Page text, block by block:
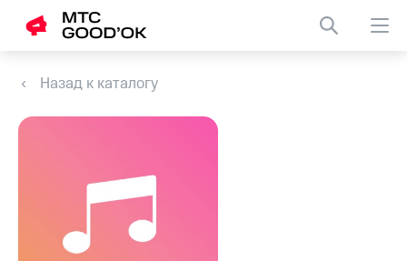
Назад к каталогу